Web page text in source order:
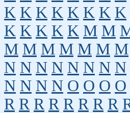
K K K K K K K K
K K K K K M M
M M M M M M M
N N N N N N N N
N N N N O O O O
R R R R R R R R